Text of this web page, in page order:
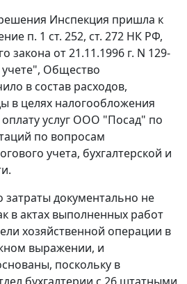
Инспекция пришла к
п. 1 ст. 252, ст. 272 НК РФ,
закона от 21.11.1996 г. N 129-
Общество
в состав расходов,
в целях налогообложения
услуг ООО "Посад" по
по вопросам
учета, бухгалтерской и
затраты документально не
в актах выполненных работ
хозяйственной операции в
выражении, и
поскольку в